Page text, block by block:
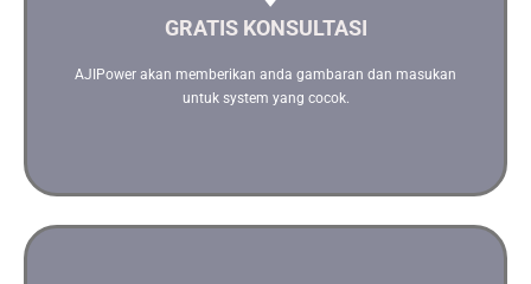
GRATIS KONSULTASI
AJIPower akan memberikan anda gambaran dan masukan
untuk system yang cocok.
Hubungi kami